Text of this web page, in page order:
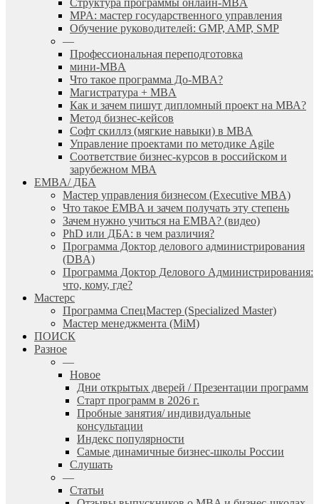
MPA: мастер государственного управления
Обучение руководителей: GMP, AMP, SMP
—
Профессиональная переподготовка
мини-MBA
Что такое программа До-MBA?
Магистратура + MBA
Как и зачем пишут дипломный проект на МВА?
Метод бизнес-кейсов
Софт скиллз (мягкие навыки) в MBA
Управление проектами по методике Agile
Соответствие бизнес-курсов в российском и
зарубежном МВА
EMBA/ ДБA
Мастер управления бизнесом (Executive MBA)
Что такое EMBA и зачем получать эту степень
Зачем нужно учиться на EMBA? (видео)
PhD или ДБА: в чем различия?
Программа Доктор делового администрирования
(DBА)
Программа Доктор Делового Администрирования:
что, кому, где?
Мастерс
Программа СпецМастер (Specialized Master)
Мастер менеджмента (MiM)
ПОИСК
Разное
—
Новое
Дни открытых дверей / Презентации программ
Старт программ в 2026 г.
Пробные занятия/ индивидуальные
консультации
Индекс популярности
Самые динамичные бизнес-школы России
Слушать
—
Статьи